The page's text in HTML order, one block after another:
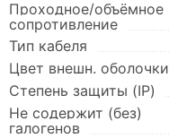
Проходное/объёмное
сопротивление
Тип кабеля
Цвет внешн. оболочки
Степень защиты (IP)
Не содержит (без)
галогенов